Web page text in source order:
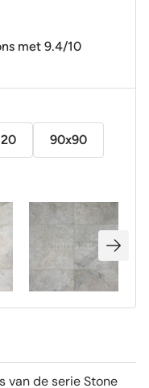
met 9.4/10
90x90
van de serie Stone